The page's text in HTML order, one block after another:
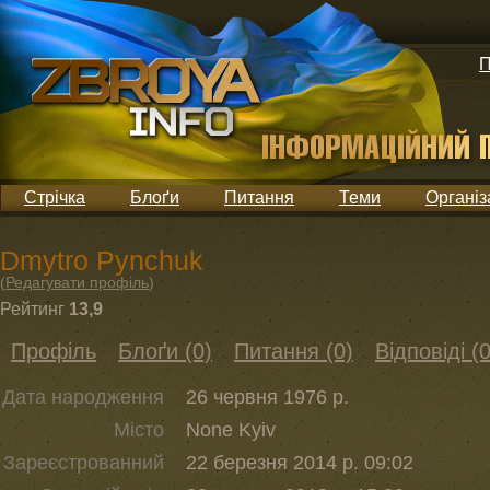
Стрічка Блоґи Питання Теми
Dmytro Pynchuk
(Редагувати профіль)
Рейтинг 13,9
Профіль Блоґи (0) Питання (0) Відповіді
Дата народження
26 червня 1976 р.
Місто
None Kyiv
Зареєстрованний
22 березня 2014 р. 09:02